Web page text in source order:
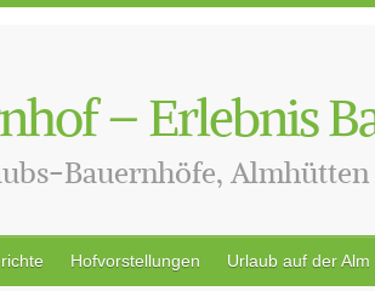
– Erlebnis
Bauernhöfe,
Hofvorstellungen Urlaub auf der Alm